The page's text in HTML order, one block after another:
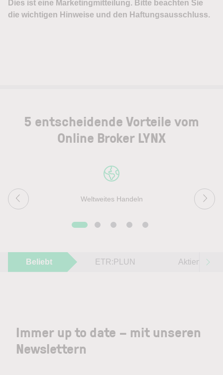
5 entscheidende Vorteile vom
Online Broker LYNX
Weltweites Handeln
Beliebt ETR:PLUN Aktien im
Immer up to date – mit unseren
Newslettern